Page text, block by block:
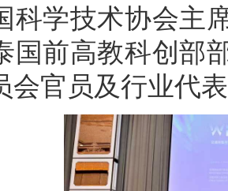
科学技术协会主
国前高教科创部
会官员及行业代